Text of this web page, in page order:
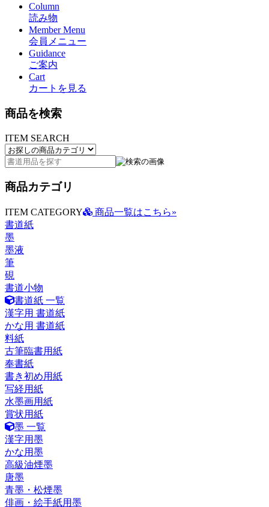
Column
読み物
Member Menu
会員メニュー
Guidance
ご案内
Cart
カートを見る
商品を検索
ITEM SEARCH
商品カテゴリ
ITEM CATEGORY
商品一覧はこちら»
書道紙
墨
墨液
筆
硯
書道小物
書道紙 一覧
漢字用 書道紙
かな用 書道紙
料紙
古筆臨書用紙
奉書紙
書き初め用紙
写経用紙
水墨画用紙
賞状用紙
墨 一覧
漢字用墨
かな用墨
高級油煙墨
唐墨
青墨・松煙墨
俳画・絵手紙用墨